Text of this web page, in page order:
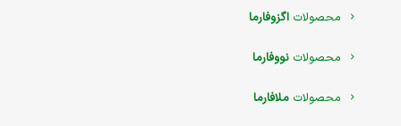
محصولات اگزوفارما
محصولات نووفارما
محصولات ملافارما